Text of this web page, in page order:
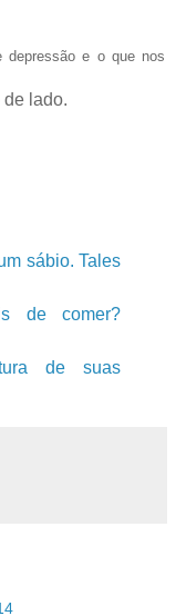
e o que nos
de lado.
sábio. Tales
de comer?
de suas